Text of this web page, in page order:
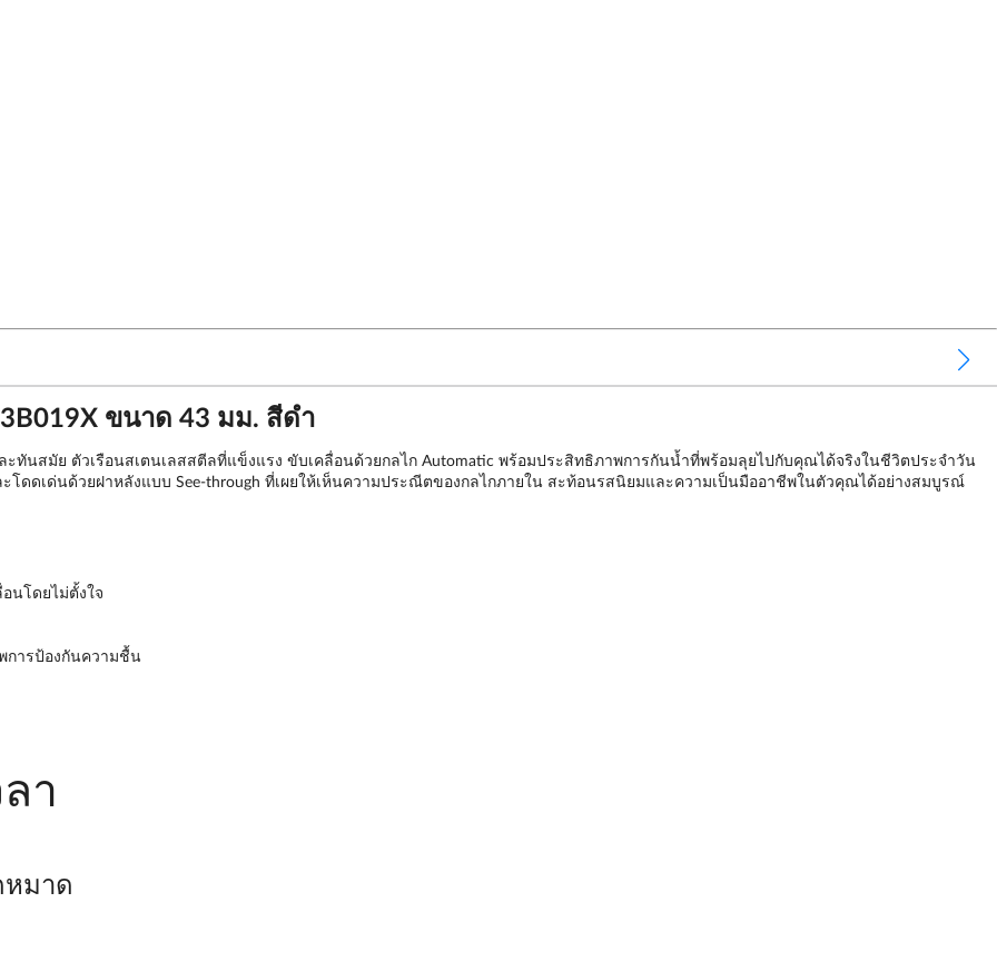
ขนาด 43 มม. สีดำ
ทันสมัย ตัวเรือนสเตนเลสสตีลที่แข็งแรง ขับเคลื่อนด้วยกลไก Automatic พร้อมประสิทธิภาพการกันน้ำที่พร้อมลุยไปกับคุณได้จริงในชีวิตประจำวัน
ดดเด่นด้วยฝาหลังแบบ See-through ที่เผยให้เห็นความประณีตของกลไกภายใน สะท้อนรสนิยมและความเป็นมืออาชีพในตัวคุณได้อย่างสมบูรณ์
นโดยไม่ตั้งใจ
การป้องกันความชื้น
า
หมาด